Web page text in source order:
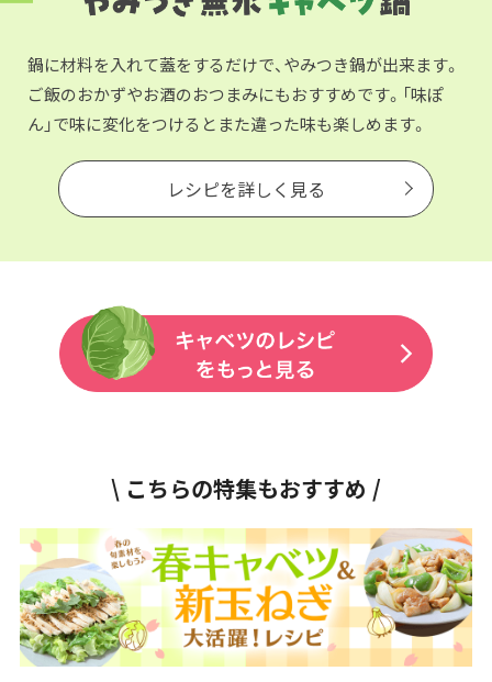
鍋に材料を入れて蓋をするだけで、やみつき鍋が出来ます。
ご飯のおかずやお酒のおつまみにもおすすめです。「味ぽ
ん」で味に変化をつけるとまた違った味も楽しめます。
レシピを詳しく見る
\ こちらの特集もおすすめ /